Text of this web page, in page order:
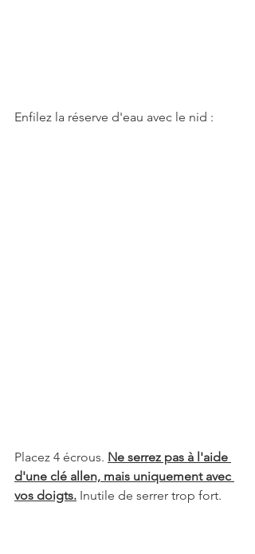
Enfilez la réserve d'eau avec le nid :
Placez 4 écrous. Ne serrez pas à l'aide
d'une clé allen, mais uniquement avec
vos doigts. Inutile de serrer trop fort.